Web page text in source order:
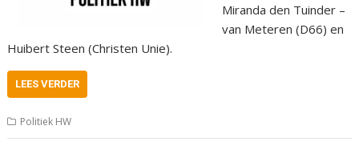
Miranda den Tuinder –
van Meteren (D66) en
Huibert Steen (Christen Unie).
LEES VERDER
Politiek HW